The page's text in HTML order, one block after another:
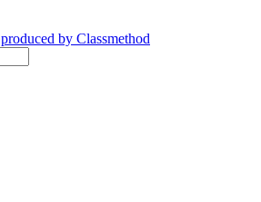
produced by Classmethod